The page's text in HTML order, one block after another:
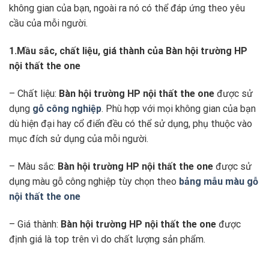
không gian của bạn, ngoài ra nó có thể đáp ứng theo yêu
cầu của mỗi người.
1.Mầu sắc, chất liệu, giá thành của Bàn hội trường HP
nội thất the one
– Chất liệu: Bàn hội trường HP nội thất the one được sử
dụng gỗ công nghiệp. Phù hợp với mọi không gian của bạn
dù hiện đại hay cổ điển đều có thể sử dụng, phụ thuộc vào
mục đích sử dụng của mỗi người.
– Màu sắc: Bàn hội trường HP nội thất the one được sử
dụng màu gỗ công nghiệp tùy chọn theo bảng mẫu màu gỗ
nội thất the one
– Giá thành: Bàn hội trường HP nội thất the one được
định giá là top trên vì do chất lượng sản phẩm.